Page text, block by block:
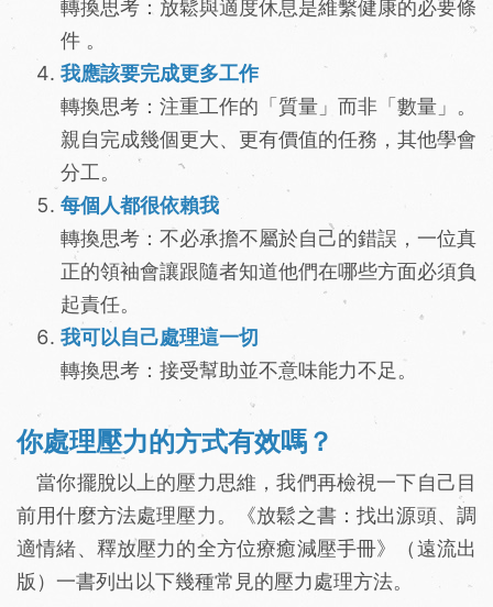
轉換思考：放鬆與適度休息是維繫健康的必要條
件 。
我應該要完成更多工作
轉換思考：注重工作的「質量」而非「數量」。
親自完成幾個更大、更有價值的任務，其他學會
分工。
每個人都很依賴我
轉換思考：不必承擔不屬於自己的錯誤，一位真
正的領袖會讓跟隨者知道他們在哪些方面必須負
起責任。
我可以自己處理這一切
轉換思考：接受幫助並不意味能力不足。
你處理壓力的方式有效嗎？
當你擺脫以上的壓力思維，我們再檢視一下自己目
前用什麼方法處理壓力。《放鬆之書：找出源頭、調
適情緒、釋放壓力的全方位療癒減壓手冊》（遠流出
版）一書列出以下幾種常見的壓力處理方法。